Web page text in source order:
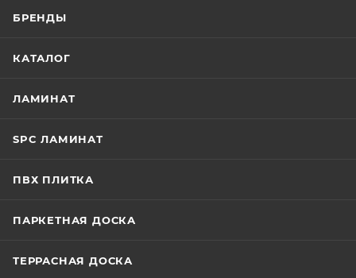
БРЕНДЫ
КАТАЛОГ
ЛАМИНАТ
SPC ЛАМИНАТ
ПВХ ПЛИТКА
ПАРКЕТНАЯ ДОСКА
ТЕРРАСНАЯ ДОСКА